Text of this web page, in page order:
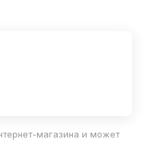
магазина и может